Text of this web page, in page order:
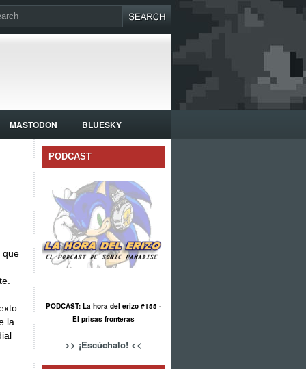
MASTODON BLUESKY
que
la
PODCAST
PODCAST: La hora del erizo #155 -
El prisas fronteras
>> ¡Escúchalo! <<